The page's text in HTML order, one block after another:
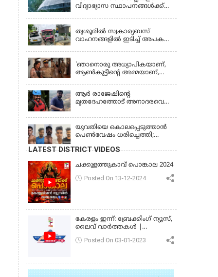
വിദ്യാഭ്യാസ സ്ഥാപനങ്ങൾക്ക്
തൃശൂരിൽ സ്വകാര്യബസ്
വാഹനങ്ങളില്‍ ഇടിച്ച് അപകടം:
'ഞാനൊരു അധ്യാപികയാണ്,
ആണ്‍കുട്ടീന്റെ അമ്മയാണ്‌,
കസ്റ്റഡിയിൽ വിട്ട് കോടതി,
ജാമ്യാപേക്ഷ തള്ളി
ആര്‍ രാജേഷിന്റെ
മൃതദേഹത്തോട് അനാദരവെന്ന്
ക്രമീകരണത്തില്‍ ഗുരുതര
വീഴ്ച; മൃതദേഹം ചാവക്കാട്
വരെ എത്തിച്ചത് ഫ്രീസര്‍
സംവിധാനം ഇല്ലാതെയെന്നും
ആരോപണം
യുവതിയെ കൊലപ്പെടുത്താൻ
പെൺവേഷം ധരിച്ചെത്തി;
LATEST DISTRICT VIDEOS
ചക്കുളത്തുകാവ് പൊങ്കാല 2024
Posted On 13-12-2024
കേരളം ഇന്ന്: ബ്രേക്കിംഗ് ന്യൂസ്,
ലൈവ് വാർത്തകൾ |
Posted On 03-01-2023